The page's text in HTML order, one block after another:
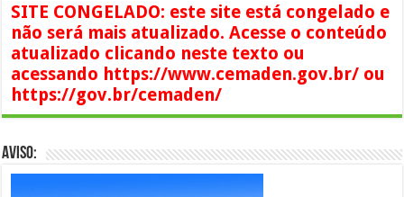
SITE CONGELADO: este site está congelado e
não será mais atualizado. Acesse o conteúdo
atualizado clicando neste texto ou
acessando https://www.cemaden.gov.br/ ou
https://gov.br/cemaden/
AVISO: